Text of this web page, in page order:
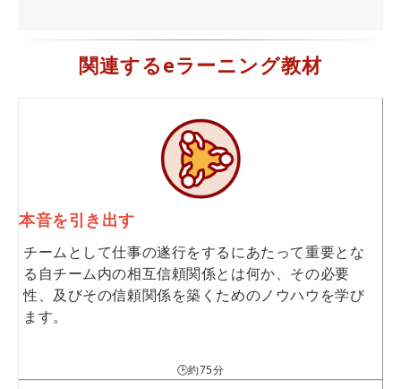
関連するeラーニング教材
本音を引き出す
チームとして仕事の遂行をするにあたって重要とな
る自チーム内の相互信頼関係とは何か、その必要
性、及びその信頼関係を築くためのノウハウを学び
ます。
🕒約75分